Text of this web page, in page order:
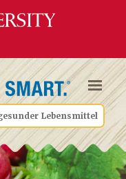
Lebensmittel